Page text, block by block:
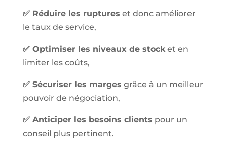
✅ Réduire les ruptures et donc améliorer
le taux de service,
✅ Optimiser les niveaux de stocket en
limiter les coûts,
✅ Sécuriser les marges grâce à un meilleur
pouvoir de négociation,
✅ Anticiper les besoins clients pour un
conseil plus pertinent.